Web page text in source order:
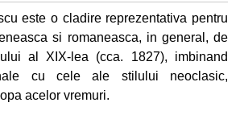
este o cladire reprezentativa pentru
si romaneasca, in general, de
al XIX-lea (cca. 1827), imbinand
cu cele ale stilului neoclasic,
acelor vremuri.